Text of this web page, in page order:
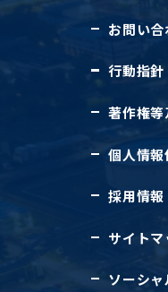
お問い合
行動指針
著作権等
個人情
採用情報
サイトマ
ソーシ